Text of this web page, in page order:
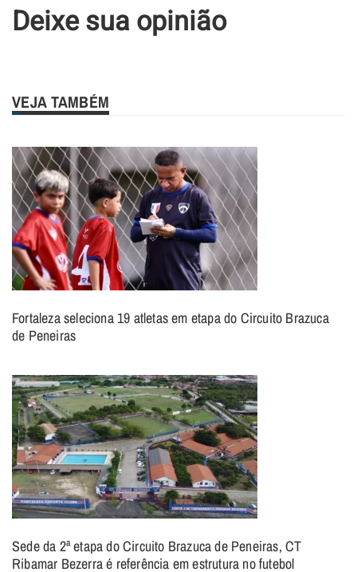
Deixe sua opinião
VEJA TAMBÉM
Fortaleza seleciona 19 atletas em etapa do Circuito Brazuca
de Peneiras
Sede da 2ª etapa do Circuito Brazuca de Peneiras, CT
Ribamar Bezerra é referência em estrutura no futebol